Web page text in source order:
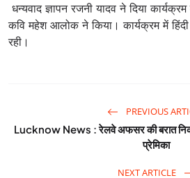
धन्यवाद ज्ञापन रजनी यादव ने दिया
कवि महेश आलोक ने किया। कार्यक्रम में हिंदी
रही।
PREVIOUS
Lucknow News : रेलवे अफसर की बरात
प्रेमिका
NEXT ARTICLE